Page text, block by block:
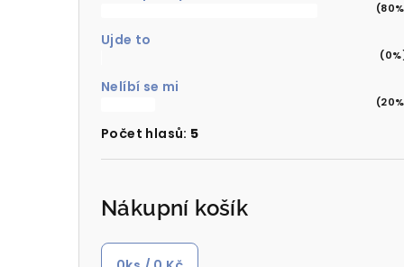
Ujde to
Nelíbí se mi
Počet hlasů: 5
Nákupní košík